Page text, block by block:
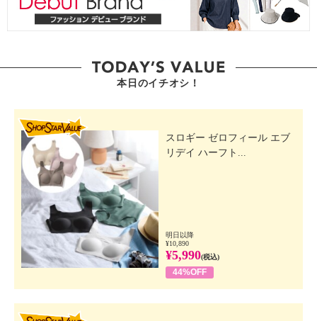
本日のイチオシ！
スロギー ゼロフィール エブ
リデイ ハーフト...
明日以降
¥10,890
¥5,990(税込)
44%OFF